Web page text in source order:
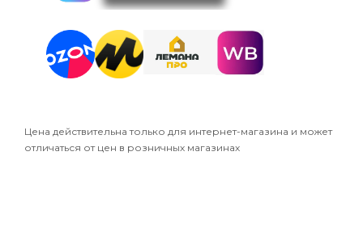
Цена действительна только для интернет-магазина и может
отличаться от цен в розничных магазинах